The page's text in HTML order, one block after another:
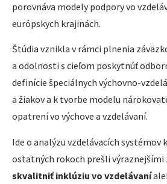
porovnáva modely podpory vo
európskych krajinách.
Štúdia vznikla v rámci plnenia
a odolnosti s cieľom poskytnúť
definície špeciálnych výchovno-
a žiakov a k tvorbe modelu
opatrení vo výchove a vzdelávaní.
Ide o analýzu vzdelávacích systémov
ostatných rokoch prešli výraznejšími
skvalitniť inklúziu vo vzdelávaní